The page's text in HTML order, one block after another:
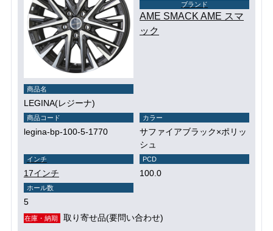
ブランド
AME SMACK AME スマ
ック
商品名
LEGINA(レジーナ)
商品コード
legina-bp-100-5-1770
カラー
サファイアブラック×ポリッ
シュ
インチ
17インチ
PCD
100.0
ホール数
5
在庫・納期 取り寄せ品(要問い合わせ)